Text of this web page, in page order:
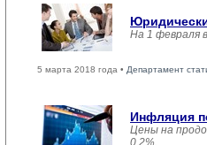
На 1 февраля
5 марта 2018 года • Департамент
Инфляция
Цены на
0,2%.